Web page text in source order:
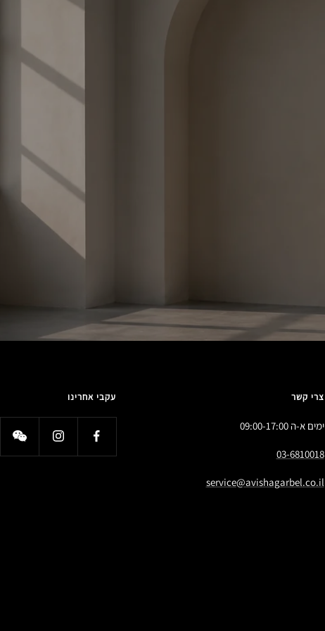
צרי קשר
ימים א-ה 09:00-17:00
03-6810018
service@avishagarbel.co.il
עקבי אחרינו